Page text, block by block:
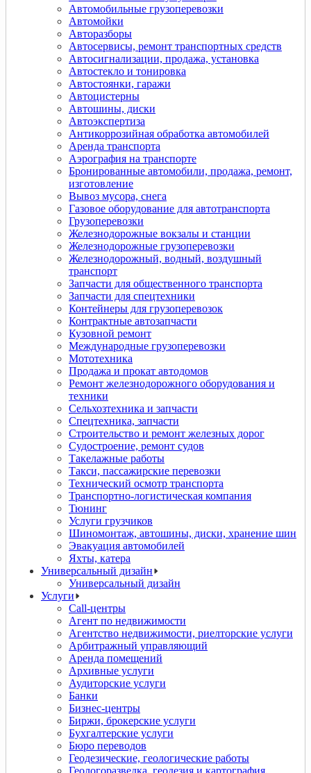
Автомобильные грузоперевозки
Автомойки
Авторазборы
Автосервисы, ремонт транспортных средств
Автосигнализации, продажа, установка
Автостекло и тонировка
Автостоянки, гаражи
Автоцистерны
Автошины, диски
Автоэкспертиза
Антикоррозийная обработка автомобилей
Аренда транспорта
Аэрография на транспорте
Бронированные автомобили, продажа, ремонт,
изготовление
Вывоз мусора, снега
Газовое оборудование для автотранспорта
Грузоперевозки
Железнодорожные вокзалы и станции
Железнодорожные грузоперевозки
Железнодорожный, водный, воздушный
транспорт
Запчасти для общественного транспорта
Запчасти для спецтехники
Контейнеры для грузоперевозок
Контрактные автозапчасти
Кузовной ремонт
Международные грузоперевозки
Мототехника
Продажа и прокат автодомов
Ремонт железнодорожного оборудования и
техники
Сельхозтехника и запчасти
Спецтехника, запчасти
Строительство и ремонт железных дорог
Судостроение, ремонт судов
Такелажные работы
Такси, пассажирские перевозки
Технический осмотр транспорта
Транспортно-логистическая компания
Тюнинг
Услуги грузчиков
Шиномонтаж, автошины, диски, хранение шин
Эвакуация автомобилей
Яхты, катера
Универсальный дизайн
Универсальный дизайн
Услуги
Call-центры
Агент по недвижимости
Агентство недвижимости, риелторские услуги
Арбитражный управляющий
Аренда помещений
Архивные услуги
Аудиторские услуги
Банки
Бизнес-центры
Биржи, брокерские услуги
Бухгалтерские услуги
Бюро переводов
Геодезические, геологические работы
Геологоразведка, геодезия и картография,